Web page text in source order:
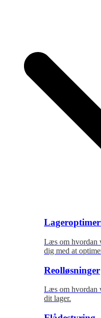
Læs om hvordan
dig med at
Reolløsninger
Læs om hvordan
dit lager.